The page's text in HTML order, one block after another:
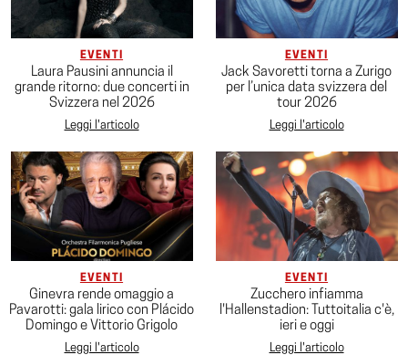
EVENTI
Laura Pausini annuncia il
grande ritorno: due concerti in
Svizzera nel 2026
Leggi l'articolo
EVENTI
Jack Savoretti torna a Zurigo
per l’unica data svizzera del
tour 2026
Leggi l'articolo
EVENTI
Ginevra rende omaggio a
Pavarotti: gala lirico con Plácido
Domingo e Vittorio Grigolo
Leggi l'articolo
EVENTI
Zucchero infiamma
l'Hallenstadion: Tuttoitalia c'è,
ieri e oggi
Leggi l'articolo